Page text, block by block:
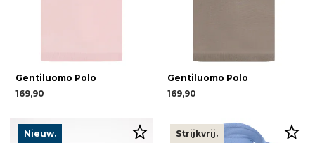
Gentiluomo Polo
169,90
Gentiluomo Polo
169,90
Nieuw. Strijkvrij.